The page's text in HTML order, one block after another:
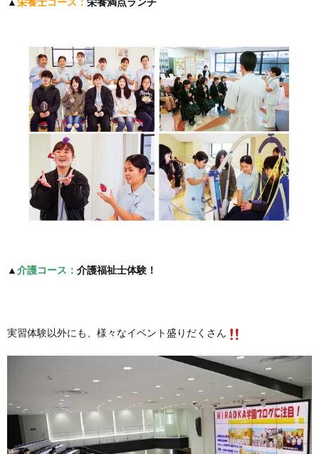
▲介護コース： 介護福祉士体験！
実習体験以外にも、様々なイベント盛りだくさん